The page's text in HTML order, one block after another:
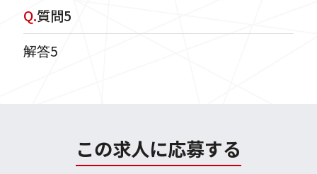
Q.質問5
解答5
この求人に応募する